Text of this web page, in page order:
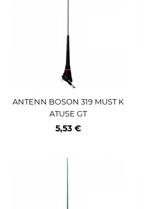
ANTENN BOSON 319 MUST K
ATUSE GT
5,53 €